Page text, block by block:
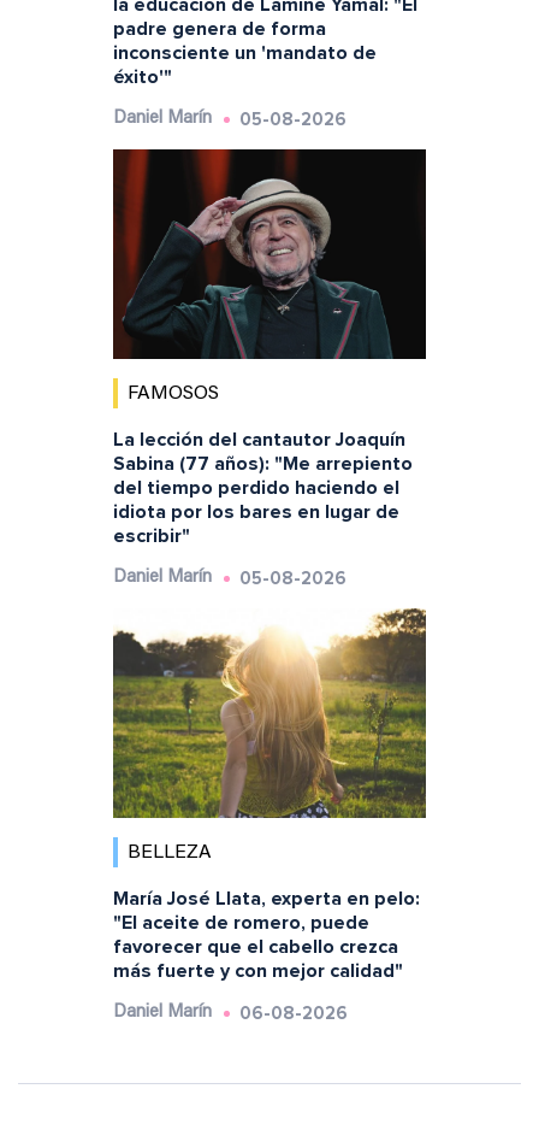
la educación de Lamine Yamal: "El
padre genera de forma
inconsciente un 'mandato de
éxito'"
Daniel Marín 05-08-2026
FAMOSOS
La lección del cantautor Joaquín
Sabina (77 años): "Me arrepiento
del tiempo perdido haciendo el
idiota por los bares en lugar de
escribir"
Daniel Marín 05-08-2026
BELLEZA
María José Llata, experta en pelo:
"El aceite de romero, puede
favorecer que el cabello crezca
más fuerte y con mejor calidad"
Daniel Marín 06-08-2026